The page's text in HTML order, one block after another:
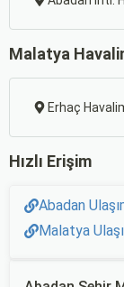
Malatya
Erhaç
Hızlı Erişim
Abadan
Malatya